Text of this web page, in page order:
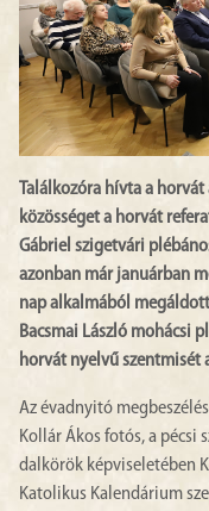
Találkozóra hívta a
közösséget a horvát
Gábriel szigetvári
azonban már januárban
nap alkalmából
Bacsmai László mohácsi
horvát nyelvű szentmisét
Az évadnyitó
Kollár Ákos fotós, a pécsi
dalkörök képviseletében
Katolikus Kalendárium